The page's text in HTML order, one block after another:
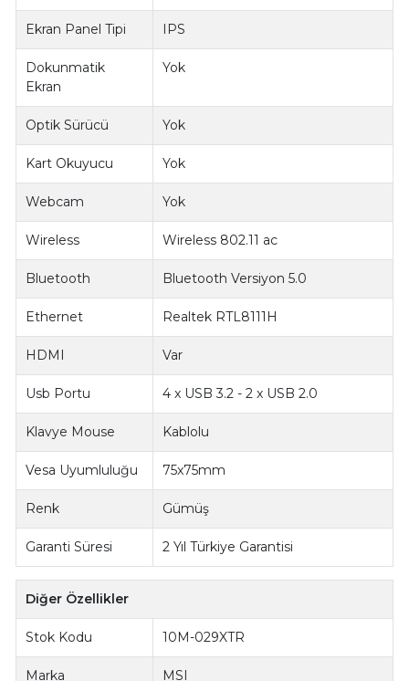
Ekran Panel Tipi IPS
Dokunmatik
Ekran
Yok
Optik Sürücü Yok
Kart Okuyucu Yok
Webcam Yok
Wireless Wireless 802.11 ac
Bluetooth Bluetooth Versiyon 5.0
Ethernet Realtek RTL8111H
HDMI Var
Usb Portu 4 x USB 3.2 - 2 x USB 2.0
Klavye Mouse Kablolu
Vesa Uyumluluğu 75x75mm
Renk Gümüş
Garanti Süresi 2 Yıl Türkiye Garantisi
Diğer Özellikler
Stok Kodu 10M-029XTR
Marka MSI